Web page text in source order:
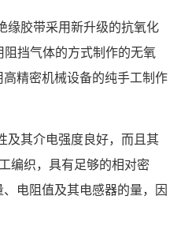
胶带采用新升级的抗氧化
挡气体的方式制作的无氧
精密机械设备的纯手工制作
其介电强度良好，而且其
编织，具有足够的相对密
电阻值及其电感器的量，因